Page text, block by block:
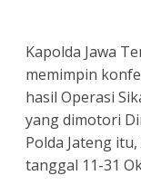
Kapolda Jawa
memimpin
hasil Operasi
yang dimotori
Polda Jateng
tanggal 11-31